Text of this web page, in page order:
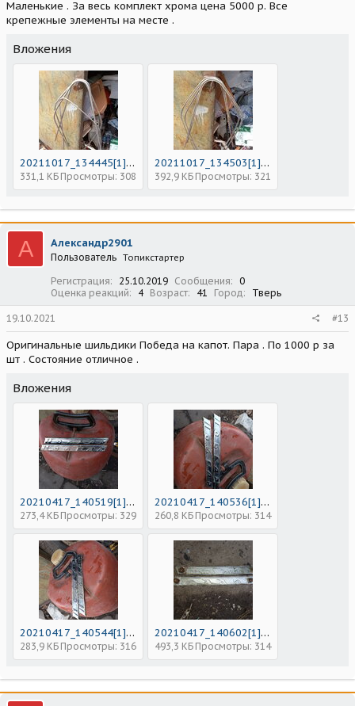
Маленькие . За весь комплект хрома цена 5000 р. Все
крепежные элементы на месте .
Вложения
20211017_134445[1].jpg
331,1 КБ Просмотры: 308
20211017_134503[1].jpg
392,9 КБ Просмотры: 321
А Александр2901
Пользователь Топикстартер
Регистрация 25.10.2019 Сообщения
0
Оценка реакций
4 Возраст 41 Город Тверь
19.10.2021 #13
Оригинальные шильдики Победа на капот. Пара . По 1000 р за
шт . Состояние отличное .
Вложения
20210417_140519[1].jpg
273,4 КБ Просмотры: 329
20210417_140536[1].jpg
260,8 КБ Просмотры: 314
20210417_140544[1].jpg
283,9 КБ Просмотры: 316
20210417_140602[1].jpg
493,3 КБ Просмотры: 314